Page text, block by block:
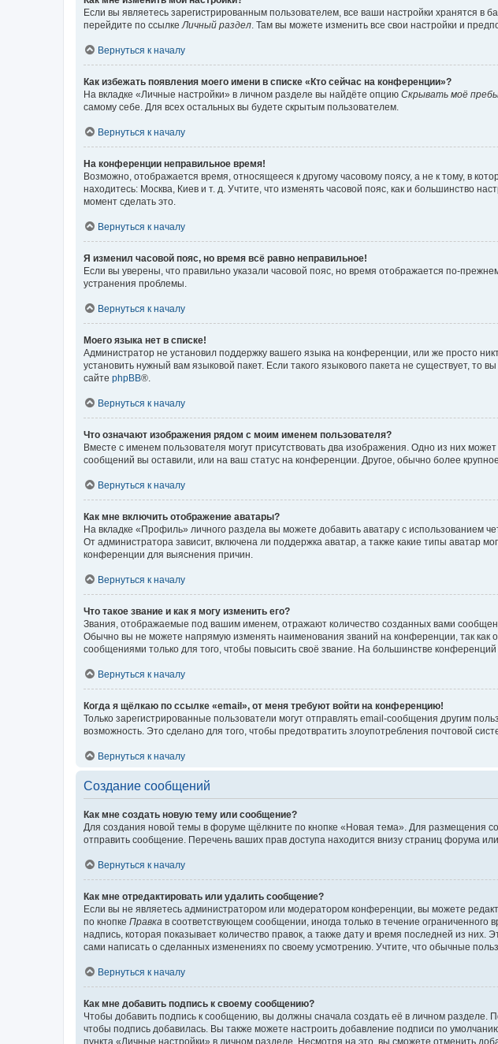
Если вы являетесь зарегистрированным пользователем, все ваши настройки хранятся
перейдите по ссылкеЛичный раздел. Там вы можете изменить все свои настройки и
Вернуться к началу
Как избежать появления моего имени в списке «Кто сейчас на конференции»?
На вкладке «Личные настройки» в личном разделе вы найдёте опцию Скрывать моё
самому себе. Для всех остальных вы будете скрытым пользователем.
Вернуться к началу
На конференции неправильное время!
Возможно, отображается время, относящееся к другому часовому поясу, а не к тому, в
находитесь: Москва, Киев и т. д. Учтите, что изменять часовой пояс, как и большинство
момент сделать это.
Вернуться к началу
Я изменил часовой пояс, но время всё равно неправильное!
Если вы уверены, что правильно указали часовой пояс, но время отображается по-
устранения проблемы.
Вернуться к началу
Моего языка нет в списке!
Администратор не установил поддержку вашего языка на конференции, или же просто
установить нужный вам языковой пакет. Если такого языкового пакета не существует,
сайте phpBB®.
Вернуться к началу
Что означают изображения рядом с моим именем пользователя?
Вместе с именем пользователя могут присутствовать два изображения. Одно из них
сообщений вы оставили, или на ваш статус на конференции. Другое, обычно более
Вернуться к началу
Как мне включить отображение аватары?
На вкладке «Профиль» личного раздела вы можете добавить аватару с использованием
От администратора зависит, включена ли поддержка аватар, а также какие типы аватар
конференции для выяснения причин.
Вернуться к началу
Что такое звание и как я могу изменить его?
Звания, отображаемые под вашим именем, отражают количество созданных вами
Обычно вы не можете напрямую изменять наименования званий на конференции, так
сообщениями только для того, чтобы повысить своё звание. На большинстве
Вернуться к началу
Когда я щёлкаю по ссылке «email», от меня требуют войти на конференцию!
Только зарегистрированные пользователи могут отправлять email-сообщения другим
возможность. Это сделано для того, чтобы предотвратить злоупотребления почтовой
Вернуться к началу
Создание сообщений
Как мне создать новую тему или сообщение?
Для создания новой темы в форуме щёлкните по кнопке «Новая тема». Для размещения
отправить сообщение. Перечень ваших прав доступа находится внизу страниц форума
Вернуться к началу
Как мне отредактировать или удалить сообщение?
Если вы не являетесь администратором или модератором конференции, вы можете
по кнопке Правка в соответствующем сообщении, иногда только в течение
надпись, которая показывает количество правок, а также дату и время последней из
сами написать о сделанных изменениях по своему усмотрению. Учтите, что обычные
Вернуться к началу
Как мне добавить подпись к своему сообщению?
Чтобы добавить подпись к сообщению, вы должны сначала создать её в личном разделе.
чтобы подпись добавилась. Вы также можете настроить добавление подписи по
пункта «Личные настройки» в личном разделе. Несмотря на это, вы сможете отменить